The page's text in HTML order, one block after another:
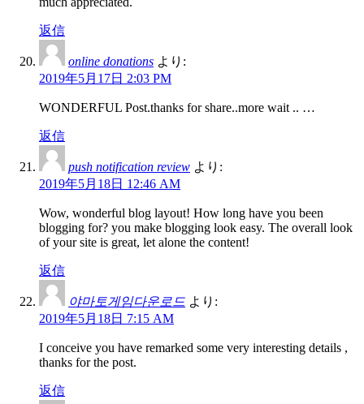
返信
online donations より:
2019年5月17日 2:03 PM
WONDERFUL Post.thanks for share..more wait .. …
返信
push notification review より:
2019年5月18日 12:46 AM
Wow, wonderful blog layout! How long have you been
blogging for? you make blogging look easy. The overall look
of your site is great, let alone the content!
返信
야마토게임다운로드 より:
2019年5月18日 7:15 AM
I conceive you have remarked some very interesting details ,
thanks for the post.
返信